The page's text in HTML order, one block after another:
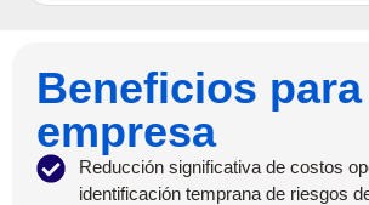
Beneficios
empresa
Reducción significativa de costos
identificación temprana de riesgos